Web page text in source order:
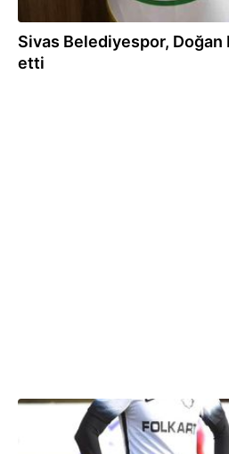
Sivas Belediyespor,
etti
30.11.2017